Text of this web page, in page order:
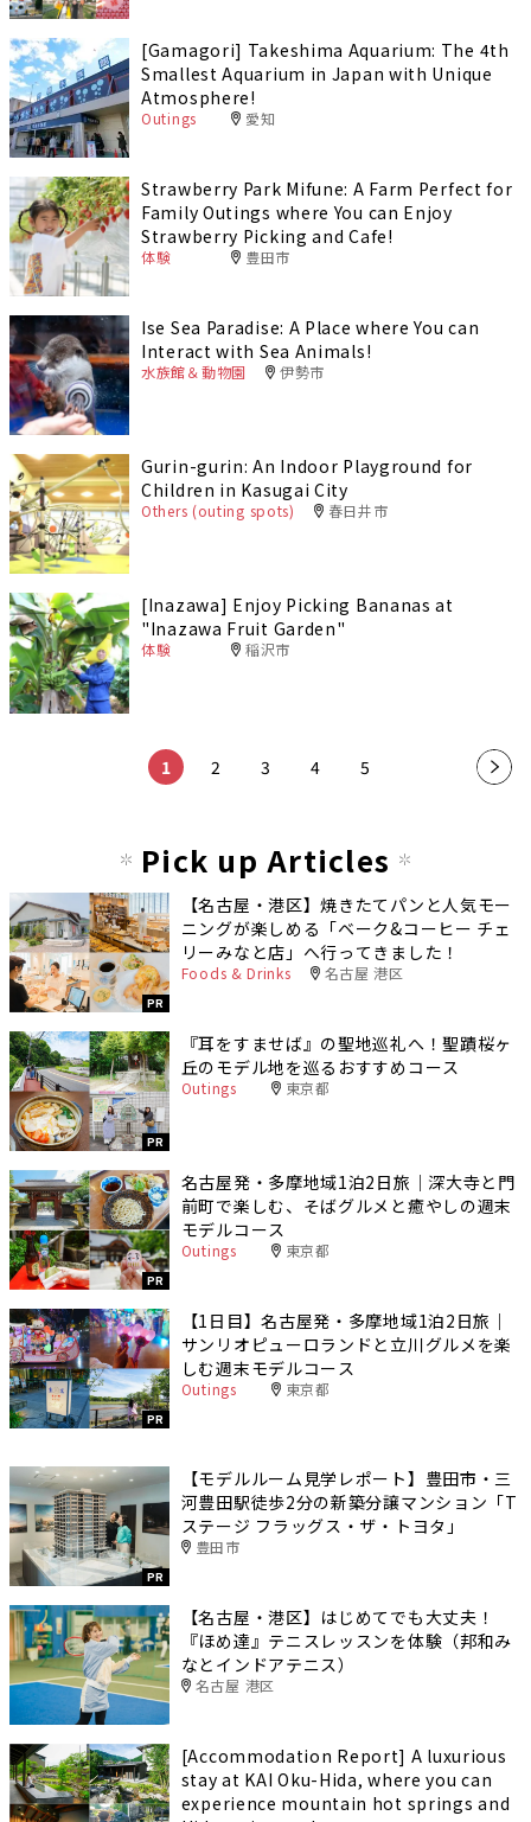
[Gamagori] Takeshima Aquarium: The 4th
Smallest Aquarium in Japan with Unique
Atmosphere!
Outings 愛知
Strawberry Park Mifune: A Farm Perfect for
Family Outings where You can Enjoy
Strawberry Picking and Cafe!
体験 豊田市
Ise Sea Paradise: A Place where You can
Interact with Sea Animals!
水族館＆動物園 伊勢市
Gurin-gurin: An Indoor Playground for
Children in Kasugai City
Others (outing spots) 春日井市
[Inazawa] Enjoy Picking Bananas at
"Inazawa Fruit Garden"
体験 稲沢市
1 2 3 4 5
Pick up Articles
PR
【名古屋・港区】焼きたてパンと人気モー
ニングが楽しめる「ベーク&コーヒー チェ
リーみなと店」へ行ってきました！
Foods & Drinks 名古屋 港区
PR
『耳をすませば』の聖地巡礼へ！聖蹟桜ヶ
丘のモデル地を巡るおすすめコース
Outings 東京都
PR
名古屋発・多摩地域1泊2日旅｜深大寺と門
前町で楽しむ、そばグルメと癒やしの週末
モデルコース
Outings 東京都
PR
【1日目】名古屋発・多摩地域1泊2日旅｜
サンリオピューロランドと立川グルメを楽
しむ週末モデルコース
Outings 東京都
PR
【モデルルーム見学レポート】豊田市・三
河豊田駅徒歩2分の新築分譲マンション「T
ステージ フラッグス・ザ・トヨタ」
豊田市
【名古屋・港区】はじめてでも大丈夫！
『ほめ達』テニスレッスンを体験（邦和み
なとインドアテニス）
名古屋 港区
[Accommodation Report] A luxurious
stay at KAI Oku-Hida, where you can
experience mountain hot springs and